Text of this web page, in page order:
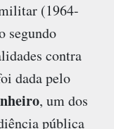
(1964-
segundo
contra
dada pelo
, um dos
pública